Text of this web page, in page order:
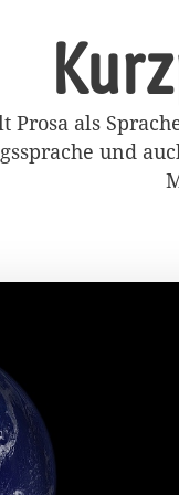
Prosa als
und